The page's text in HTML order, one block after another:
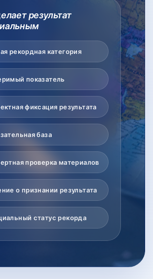
результат
рекордная категория
показатель
фиксация результата
база
проверка материалов
о признании результата
статус рекорда